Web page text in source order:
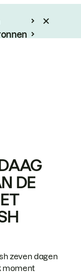
DE
zeven dagen
moment